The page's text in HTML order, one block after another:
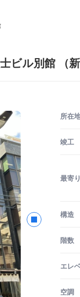
ビル別館 （
所在
竣工
最寄
構造
階数
エレ
空調